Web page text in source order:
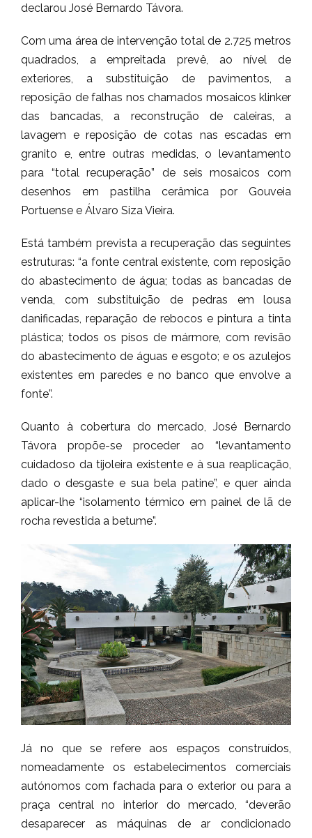
declarou José Bernardo Távora.
Com uma área de intervenção total de 2.725 metros
quadrados, a empreitada prevê, ao nível de
exteriores, a substituição de pavimentos, a
reposição de falhas nos chamados mosaicos klinker
das bancadas, a reconstrução de caleiras, a
lavagem e reposição de cotas nas escadas em
granito e, entre outras medidas, o levantamento
para “total recuperação” de seis mosaicos com
desenhos em pastilha cerâmica por Gouveia
Portuense e Álvaro Siza Vieira.
Está também prevista a recuperação das seguintes
estruturas: “a fonte central existente, com reposição
do abastecimento de água; todas as bancadas de
venda, com substituição de pedras em lousa
danificadas, reparação de rebocos e pintura a tinta
plástica; todos os pisos de mármore, com revisão
do abastecimento de águas e esgoto; e os azulejos
existentes em paredes e no banco que envolve a
fonte”.
Quanto à cobertura do mercado, José Bernardo
Távora propõe-se proceder ao “levantamento
cuidadoso da tijoleira existente e à sua reaplicação,
dado o desgaste e sua bela patine”, e quer ainda
aplicar-lhe “isolamento térmico em painel de lã de
rocha revestida a betume”.
Já no que se refere aos espaços construídos,
nomeadamente os estabelecimentos comerciais
autónomos com fachada para o exterior ou para a
praça central no interior do mercado, “deverão
desaparecer as máquinas de ar condicionado